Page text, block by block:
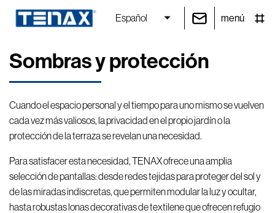
Español menú
Sombras y protección
Cuando el espacio personal y el tiempo para uno mismo se vuelven
cada vez más valiosos, la privacidad en el propiojardín o la
protección de la terraza se revelan una necesidad.
Para satisfacer esta necesidad, TENAX ofrece una amplia
selección de pantallas: desde redes tejidas para proteger del sol y
de las miradas indiscretas, que permiten modular la luz y ocultar,
hasta robustas lonas decorativas de textilene que ofrecen refugio